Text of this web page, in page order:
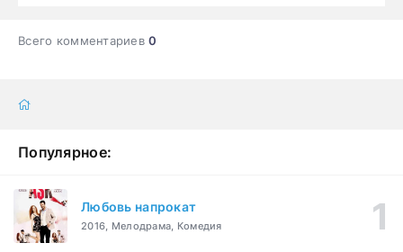
Всего комментариев0
Популярное:
Любовь напрокат
2016, Мелодрама, Комедия